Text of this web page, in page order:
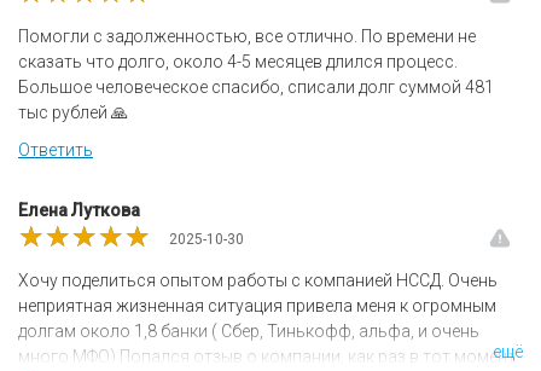
Помогли с задолженностью, все отлично. По времени не
сказать что долго, около 4-5 месяцев длился процесс.
Большое человеческое спасибо, списали долг суммой 481
тыс рублей 🙏
Ответить
Елена Луткова
2025-10-30
★★★★★
★★★★★
★★★★★
Хочу поделиться опытом работы с компанией НССД. Очень
неприятная жизненная ситуация привела меня к огромным
долгам около 1,8 банки ( Сбер, Тинькофф, альфа, и очень
много МФО) Попался отзыв о компании, как раз в тот момент
ещё